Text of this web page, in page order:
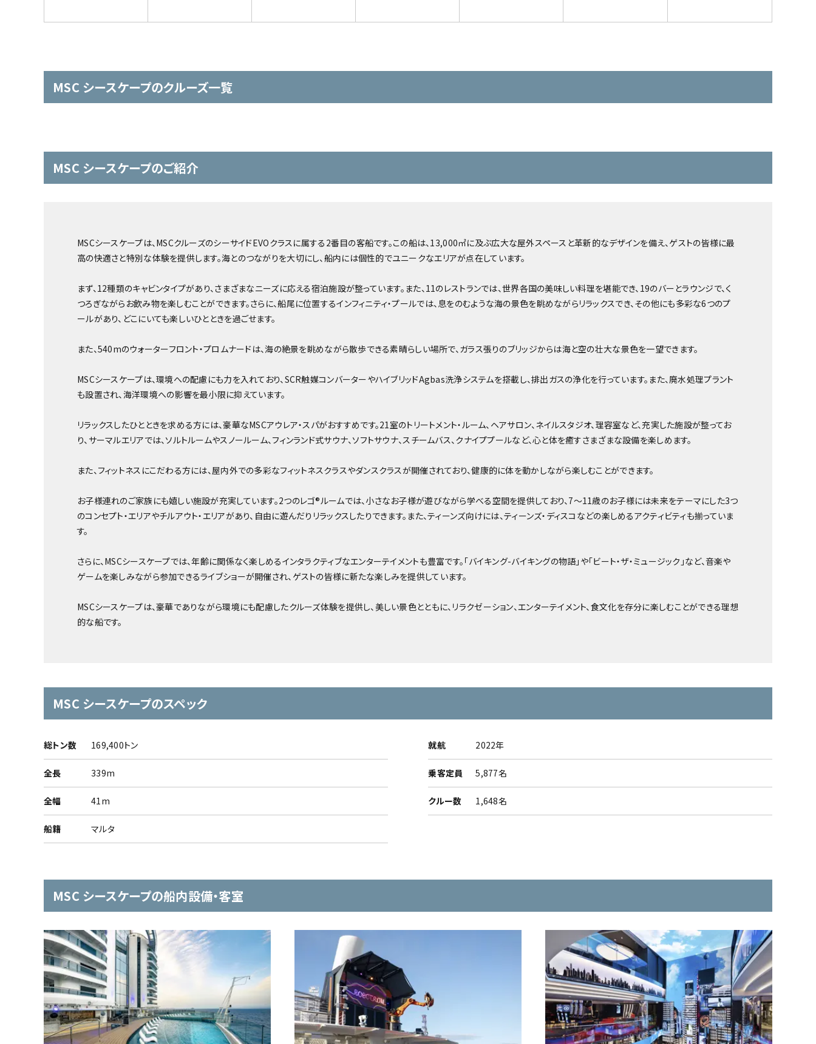
MSC シースケープのクルーズ一覧
MSC シースケープのご紹介
MSCシースケープは、MSCクルーズのシーサイドEVOクラスに属する2番目の客船です。この船は、13,000㎡に及ぶ広大な屋外スペースと革新的なデザインを備え、ゲストの皆様に最
高の快適さと特別な体験を提供します。海とのつながりを大切にし、船内には個性的でユニークなエリアが点在しています。
まず、12種類のキャビンタイプがあり、さまざまなニーズに応える宿泊施設が整っています。また、11のレストランでは、世界各国の美味しい料理を堪能でき、19のバーとラウンジで、く
つろぎながらお飲み物を楽しむことができます。さらに、船尾に位置するインフィニティ・プールでは、息をのむような海の景色を眺めながらリラックスでき、その他にも多彩な6つのプ
ールがあり、どこにいても楽しいひとときを過ごせます。
また、540mのウォーターフロント・プロムナードは、海の絶景を眺めながら散歩できる素晴らしい場所で、ガラス張りのブリッジからは海と空の壮大な景色を一望できます。
MSCシースケープは、環境への配慮にも力を入れており、SCR触媒コンバーターやハイブリッドAgbas洗浄システムを搭載し、排出ガスの浄化を行っています。また、廃水処理プラント
も設置され、海洋環境への影響を最小限に抑えています。
リラックスしたひとときを求める方には、豪華なMSCアウレア・スパがおすすめです。21室のトリートメント・ルーム、ヘアサロン、ネイルスタジオ、理容室など、充実した施設が整ってお
り、サーマルエリアでは、ソルトルームやスノールーム、フィンランド式サウナ、ソフトサウナ、スチームバス、クナイププールなど、心と体を癒すさまざまな設備を楽しめます。
また、フィットネスにこだわる方には、屋内外での多彩なフィットネスクラスやダンスクラスが開催されており、健康的に体を動かしながら楽しむことができます。
お子様連れのご家族にも嬉しい施設が充実しています。2つのレゴ®ルームでは、小さなお子様が遊びながら学べる空間を提供しており、7～11歳のお子様には未来をテーマにした3つ
のコンセプト・エリアやチルアウト・エリアがあり、自由に遊んだりリラックスしたりできます。また、ティーンズ向けには、ティーンズ・ディスコなどの楽しめるアクティビティも揃っていま
す。
さらに、MSCシースケープでは、年齢に関係なく楽しめるインタラクティブなエンターテイメントも豊富です。「バイキング-バイキングの物語」や「ビート・ザ・ミュージック」など、音楽や
ゲームを楽しみながら参加できるライブショーが開催され、ゲストの皆様に新たな楽しみを提供しています。
MSCシースケープは、豪華でありながら環境にも配慮したクルーズ体験を提供し、美しい景色とともに、リラクゼーション、エンターテイメント、食文化を存分に楽しむことができる理想
的な船です。
MSC シースケープのスペック
総トン数 169,400トン
全長 339m
全幅 41m
船籍 マルタ
就航 2022年
乗客定員 5,877名
クルー数 1,648名
MSC シースケープの船内設備・客室